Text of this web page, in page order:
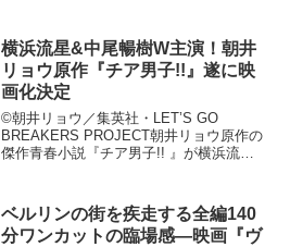
横浜流星&中尾暢樹W主演！朝井
リョウ原作『チア男子!!』遂に映
画化決定
©朝井リョウ／集英社・LET’S GO
BREAKERS PROJECT朝井リョウ原作の
傑作青春小説『チア男子!! 』が横浜流
作となる「チア男子!!」は朝井リョウが大
学...
ベルリンの街を疾走する全編140
分ワンカットの臨場感―映画『ヴ